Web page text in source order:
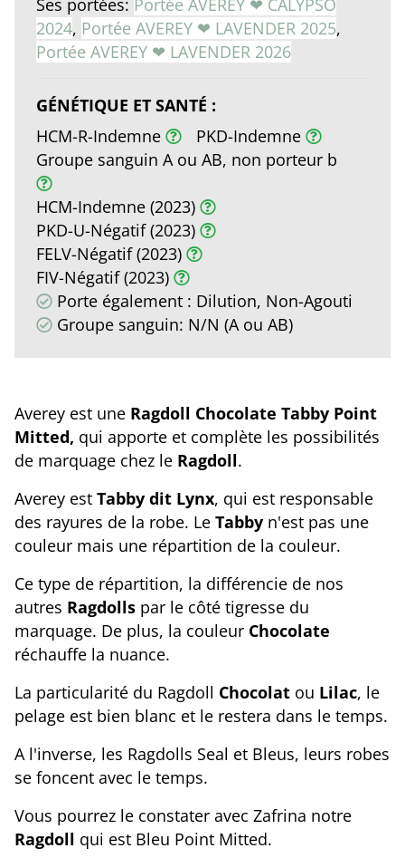
Ses portées: Portée AVEREY ❤ CALYPSO
2024, Portée AVEREY ❤ LAVENDER 2025,
Portée AVEREY ❤ LAVENDER 2026
GÉNÉTIQUE ET SANTÉ :
HCM-R-Indemne
PKD-Indemne
Groupe sanguin A ou AB, non porteur b
HCM-Indemne (2023)
PKD-U-Négatif (2023)
FELV-Négatif (2023)
FIV-Négatif (2023)
Porte également : Dilution, Non-Agouti
Groupe sanguin: N/N (A ou AB)
Averey est une Ragdoll Chocolate Tabby Point
Mitted, qui apporte et complète les possibilités
de marquage chez le Ragdoll.
Averey est Tabby dit Lynx, qui est responsable
des rayures de la robe. Le Tabby n'est pas une
couleur mais une répartition de la couleur.
Ce type de répartition, la différencie de nos
autres Ragdolls par le côté tigresse du
marquage. De plus, la couleur Chocolate
réchauffe la nuance.
La particularité du Ragdoll Chocolat ou Lilac, le
pelage est bien blanc et le restera dans le temps.
A l'inverse, les Ragdolls Seal et Bleus, leurs robes
se foncent avec le temps.
Vous pourrez le constater avec Zafrina notre
Ragdoll qui est Bleu Point Mitted.